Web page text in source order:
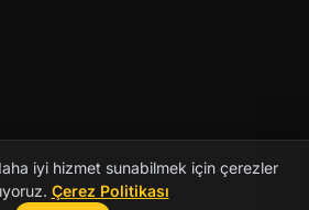
iyi hizmet sunabilmek için çerezler
Çerez Politikası